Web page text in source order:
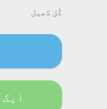
کُل کھیل